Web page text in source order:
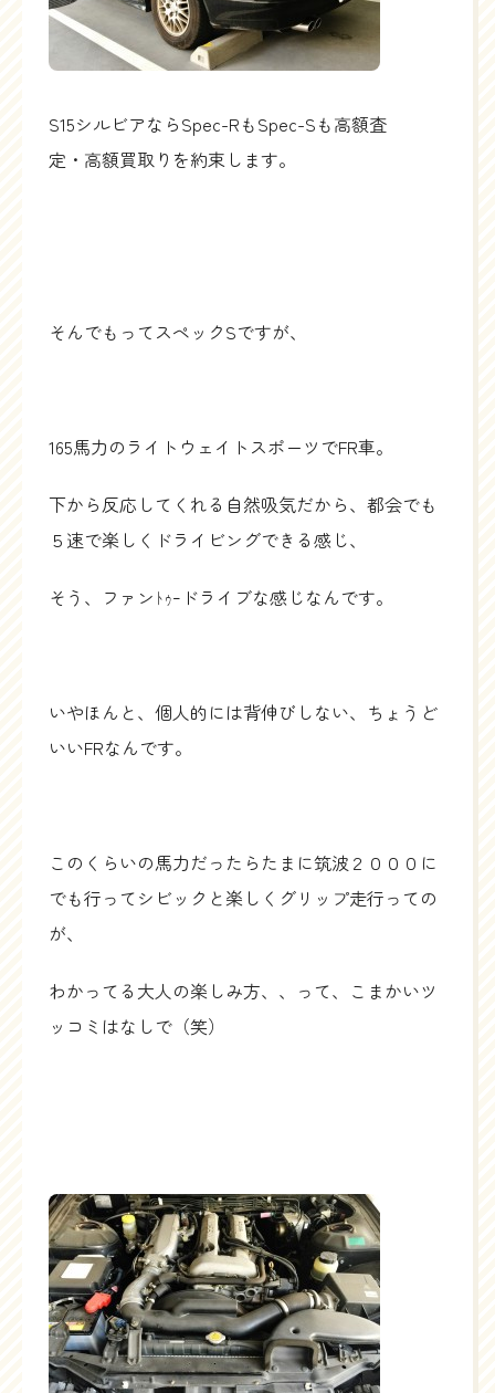
S15シルビアならSpec-RもSpec-Sも高額査
定・高額買取りを約束します。
そんでもってスペックSですが、
165馬力のライトウェイトスポーツでFR車。
下から反応してくれる自然吸気だから、都会でも
５速で楽しくドライビングできる感じ、
そう、ファンﾄｩｰドライブな感じなんです。
いやほんと、個人的には背伸びしない、ちょうど
いいFRなんです。
このくらいの馬力だったらたまに筑波２０００に
でも行ってシビックと楽しくグリップ走行っての
が、
わかってる大人の楽しみ方、、って、こまかいツ
ッコミはなしで（笑）